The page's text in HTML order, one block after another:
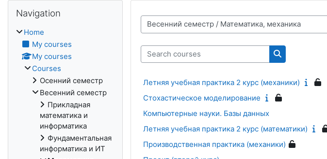
Course categories
Search courses
Search courses
Летняя учебная практика 2 курс (механики)
Стохастическое моделирование
Компьютерные науки. Базы данных
Летняя учебная практика 2 курс (математики)
Производственная практика (механики)
Navigation
Home
My courses
My courses
Courses
Осенний семестр
Весенний семестр
Прикладная
математика и
информатика
Фундаментальная
информатика и ИТ